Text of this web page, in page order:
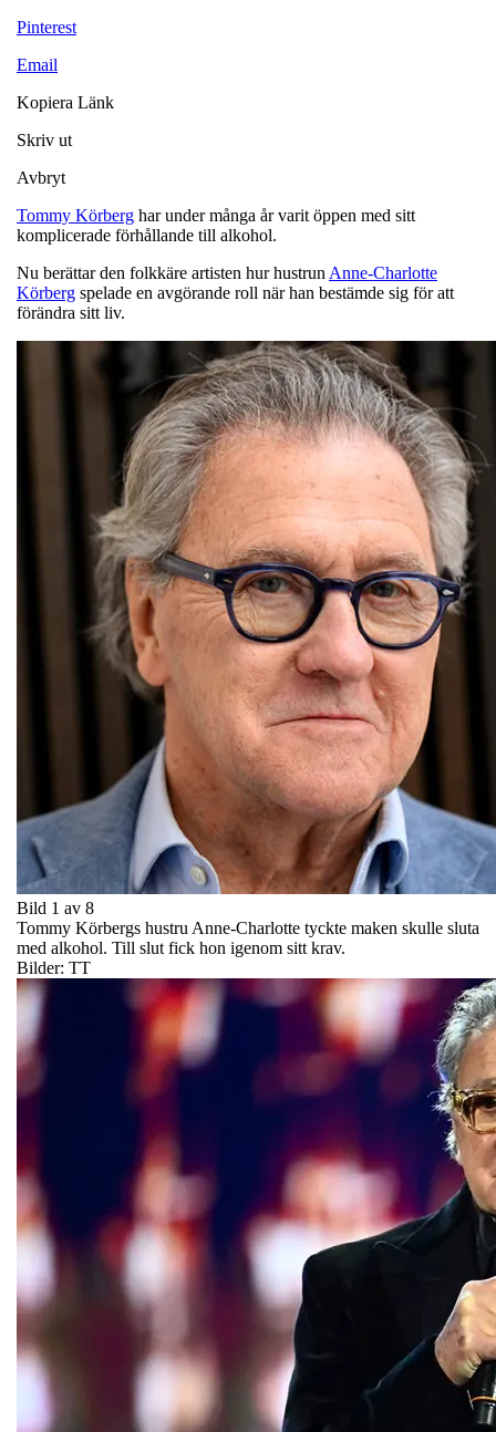
Pinterest
Email
Kopiera Länk
Skriv ut
Avbryt
Tommy Körberg har under många år varit öppen med sitt
komplicerade förhållande till alkohol.
Nu berättar den folkkäre artisten hur hustrun Anne-Charlotte
Körberg spelade en avgörande roll när han bestämde sig för att
förändra sitt liv.
Bild 1 av 8
Tommy Körbergs hustru Anne-Charlotte tyckte maken skulle sluta
med alkohol. Till slut fick hon igenom sitt krav.
Bilder: TT